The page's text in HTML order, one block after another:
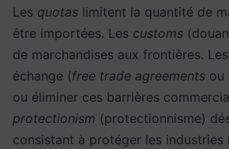
Les quotas limitent la quantité de
être importées. Les customs
de marchandises aux frontières.
échange (free trade agreements ou
ou éliminer ces barrières
protectionism (protectionnisme)
consistant à protéger les industries